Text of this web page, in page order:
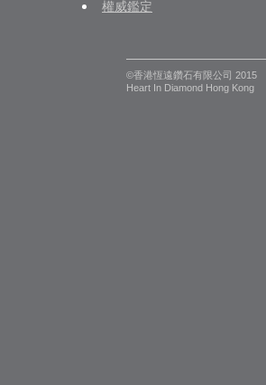
權威鑑定
©香港恆遠鑽石有限公司 2015
Heart In Diamond Hong Kong